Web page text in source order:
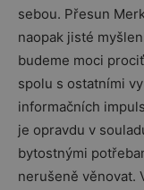
sebou. Přesun
naopak jisté
budeme moci
spolu s ostatními
informačních
je opravdu v
bytostnými
nerušeně věnovat.